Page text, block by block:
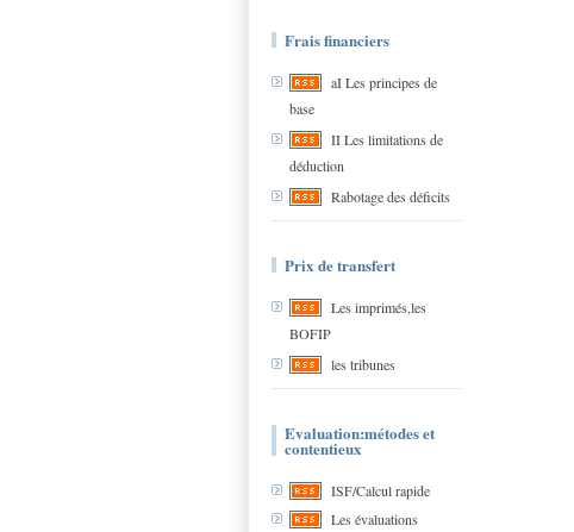
Frais financiers
aI Les principes de
base
II Les limitations de
déduction
Rabotage des déficits
Prix de transfert
Les imprimés,les
BOFIP
les tribunes
Evaluation:métodes et
contentieux
ISF/Calcul rapide
Les évaluations